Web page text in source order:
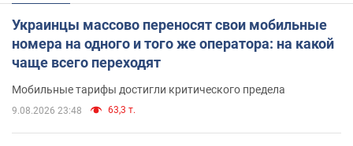
Украинцы массово переносят свои мобильные
номера на одного и того же оператора: на какой
чаще всего переходят
Мобильные тарифы достигли критического предела
9.08.2026 23:48 63,3 т.